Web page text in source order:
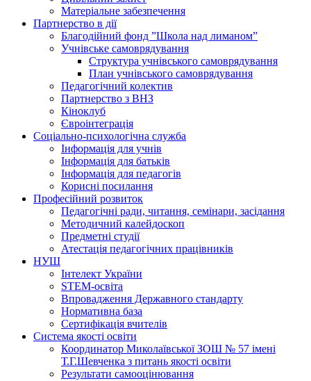
Матеріальне забезпечення
Партнерство в дії
Благодійний фонд ”Школа над лиманом”
Учнівське самоврядування
Структура учнiвського самоврядування
План учнiвського самоврядування
Педагогічний колектив
Партнерство з ВНЗ
Кіноклуб
Євроінтеграція
Соціально-психологічна служба
Інформація для учнів
Інформація для батьків
Інформація для педагогів
Корисні посилання
Професійний розвиток
Педагогічні ради, читання, семінари, засідання
Методичний калейдоскоп
Предметні студії
Атестація педагогічних працівників
НУШ
Інтелект України
STEM-освіта
Впровадження Державного стандарту
Нормативна база
Сертифікація вчителів
Система якості освіти
Координатор Миколаївської ЗОШ № 57 імені
Т.Г.Шевченка з питань якості освіти
Результати самооцінювання